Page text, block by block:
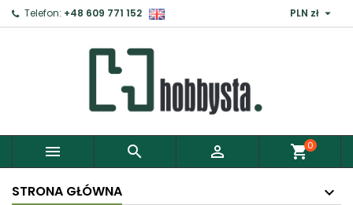
Telefon: +48 609 771 152 PLN zł 
   shopping_cart0
STRONA GŁÓWNA